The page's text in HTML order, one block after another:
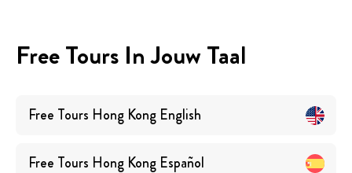
Free Tours In Jouw Taal
Free Tours Hong Kong English
Free Tours Hong Kong Español